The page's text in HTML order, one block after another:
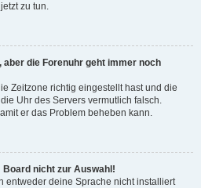
zu tun.
aber die Forenuhr geht immer noch
Zeitzone richtig eingestellt hast und die
Uhr des Servers vermutlich falsch.
er das Problem beheben kann.
Board nicht zur Auswahl!
entweder deine Sprache nicht installiert